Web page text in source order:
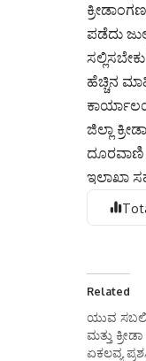
ಪಡೆದು
ಹೆಚ್ಚಿನ
ಜಿಲ್ಲಾ
ದೂರವಾಣಿ
ಇಲಾಖಾ
Related
ಯುವ
ಮತ್ತು
ಏಕಲವ್ಯ